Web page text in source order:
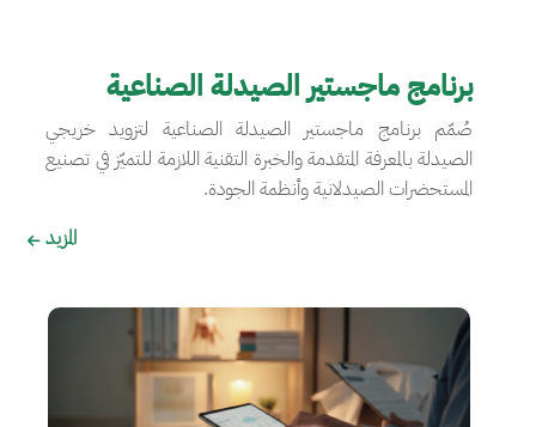
برنامج ماجستير الصيدلة الصناعية
صُمّم برنامج ماجستير الصيدلة الصناعية لتزويد خريجي
الصيدلة بالمعرفة المتقدمة والخبرة التقنية اللازمة للتميّز في تصنيع
المستحضرات الصيدلانية وأنظمة الجودة.
المزيد
الصورة